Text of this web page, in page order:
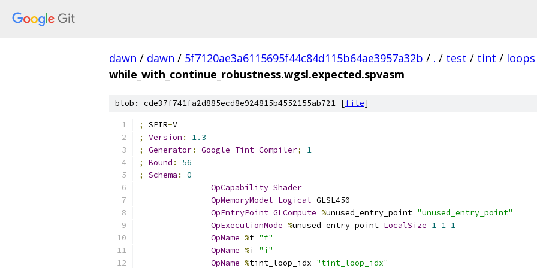
dawn / dawn / 5f7120ae3a6115695f44c84d115b64ae3957a32b / . / test / tint / loops
while_with_continue_robustness.wgsl.expected.spvasm
blob: cde37f741fa2d885ecd8e924815b4552155ab721 [file]
; SPIR-V
;
Version :
1.3
;
Generator: Google Tint Compiler;
1
;
Bound :
56
;
Schema :
0
OpCapability Shader
OpMemoryModel Logical GLSL450
OpEntryPoint GLCompute %unused_entry_point "unused_entry_point"
OpExecutionMode %unused_entry_point LocalSize 1 1 1
OpName %f "f"
OpName %i "i"
OpName %tint_loop_idx "tint_loop_idx"